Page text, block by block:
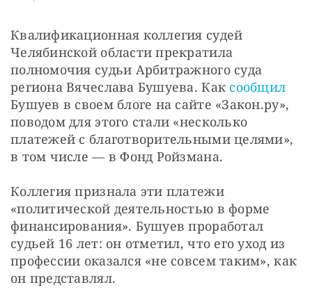
Квалификационная коллегия судей
Челябинской области прекратила
полномочия судьи Арбитражного суда
региона Вячеслава Бушуева. Как сообщил
Бушуев в своем блоге на сайте «Закон.ру»,
поводом для этого стали «несколько
платежей с благотворительными целями»,
в том числе — в Фонд Ройзмана.
Коллегия признала эти платежи
«политической деятельностью в форме
финансирования». Бушуев проработал
судьей 16 лет: он отметил, что его уход из
профессии оказался «не совсем таким», как
он представлял.